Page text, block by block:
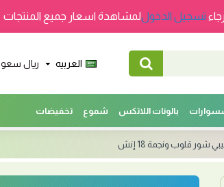
تسجيل الدخوللمشاهدة اسعار جميع المنتجات
العربيه ريال
بالونات اللاتكس شموع تخفيضات
شور قلوب ونجمة 18 إنش